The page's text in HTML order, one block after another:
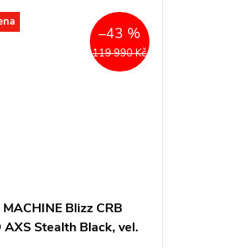
119 990 Kč
–43 %
MACHINE Blizz CRB
Stealth Black, vel.